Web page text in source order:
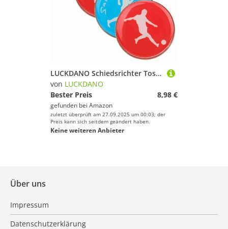
LUCKDANO Schiedsrichter Toss Münze, Fußballwurf, für Fußball, Fußball, Volleyball -Tischtennis 4pcs Doppelseitige Fußballmünzen Umfasst Blaue und Rote Dekorative Münze
von LUCKDANO
Bester Preis
8,98 €
gefunden bei Amazon
zuletzt überprüft am 27.09.2025 um 00:03; der
Preis kann sich seitdem geändert haben.
Keine weiteren Anbieter
Über uns
Impressum
Datenschutzerklärung